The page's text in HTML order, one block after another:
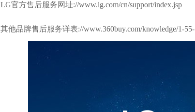
LG官方售后服务网址://www.lg.com/cn/support/index.jsp
其他品牌售后服务详表://www.360buy.com/knowledge/1-